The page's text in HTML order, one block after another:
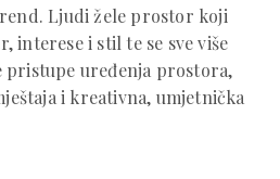
Ljudi žele prostor koji
interese i stil te se sve više
pristupe uređenja prostora,
i kreativna, umjetnička